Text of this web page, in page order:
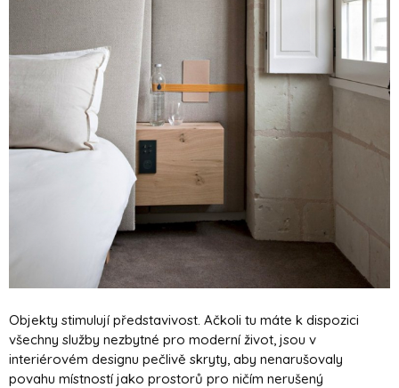
Objekty stimulují představivost. Ačkoli tu máte k dispozici
všechny služby nezbytné pro moderní život, jsou v
interiérovém designu pečlivě skryty, aby nenarušovaly
povahu místností jako prostorů pro ničím nerušený